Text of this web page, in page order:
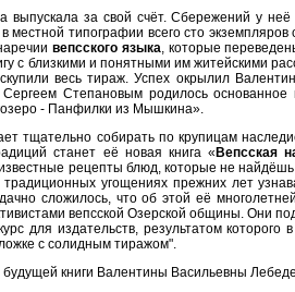
выпускала за свой счёт. Сбережений у
местной типографии всего сто
вепсского языка, которые
с близкими и понятными им житейскими
весь тираж. Успех окрылил
Степановым родилось
- Панфилки из Мышкина».
тщательно собирать по крупицам
станет её новая книга « Вепсская
рецепты блюд, которые не
традиционных угощениях прежних лет
сложилось, что об этой её
вепсской Озерской общины. Они
для издательств, результатом
с солидным тиражом".
книги Валентины Васильевны